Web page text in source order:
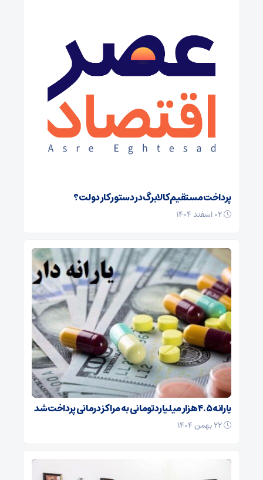
پرداخت مستقیم کالابرگ در دستور کار دولت؟
یارانه ۴.۵ هزار میلیارد تومانی به مراکز درمانی پرداخت شد